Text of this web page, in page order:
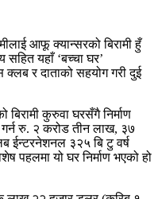
आफू क्यान्सरको बिरामी हुँ
सहित यहाँ ‘बच्चा घर’
क्लब र दाताको सहयोग गरी दुई
बिरामी कुरुवा घरसँगै निर्माण
गर्न रु. २ करोड तीन लाख, ३७
ईन्टरनेशनल ३२५ बि टु वर्ष
पहलमा यो घर निर्माण भएको हो